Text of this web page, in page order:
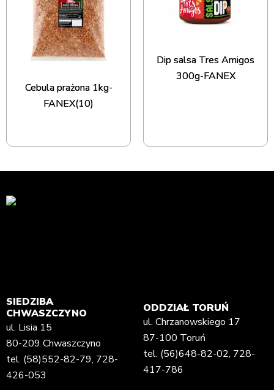
Cebula prażona 1kg-
FANEX(10)
Dip salsa Tres Amigos
300g-FANEX
SIEDZIBA
CHWASZCZYNO
ul. Lisia 15
80-209 Chwaszczyno
tel. (58)552-82-79, 728-
426-053
ODDZIAŁ TORUŃ
ul. Chrzanowskiego 17
87-100 Toruń
tel. (56)648-82-02, 728-
417-786